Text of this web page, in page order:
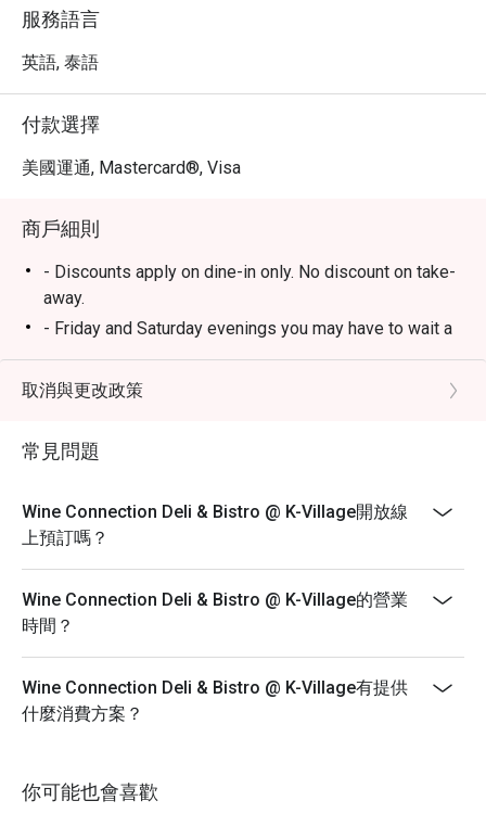
服務語言
英語, 泰語
付款選擇
美國運通, Mastercard®, Visa
商戶細則
- Discounts apply on dine-in only. No discount on take-
away.
- Friday and Saturday evenings you may have to wait a
few minutes in case of many reservations until your
table is ready.
promotions such as lunch set, coffee & dessert set or
limited time offers and all prices shown in menu
取消與更改政策
常見問題
Wine Connection Deli & Bistro @ K-Village開放線
上預訂嗎？
Wine Connection Deli & Bistro @ K-Village的營業
時間？
Wine Connection Deli & Bistro @ K-Village有提供
什麼消費方案？
你可能也會喜歡